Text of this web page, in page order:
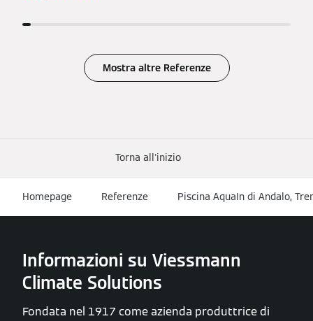
Mostra altre Referenze
Torna all'inizio
Homepage Referenze Piscina AquaIn di Andalo,
Informazioni su Viessmann
Climate Solutions
Fondata nel 1917 come azienda produttrice di